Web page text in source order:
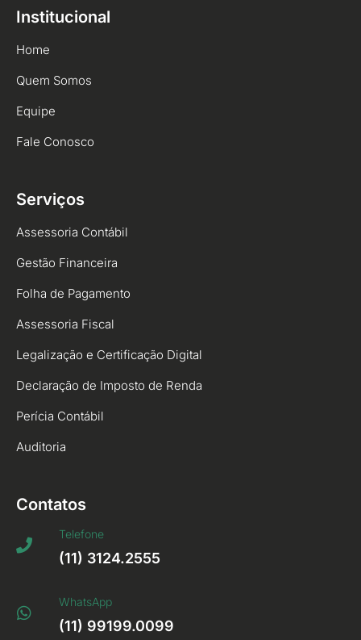
Institucional
Home
Quem Somos
Equipe
Fale Conosco
Serviços
Assessoria Contábil
Gestão Financeira
Folha de Pagamento
Assessoria Fiscal
Legalização e Certificação Digital
Declaração de Imposto de Renda
Perícia Contábil
Auditoria
Contatos
Telefone
(11) 3124.2555
WhatsApp
(11) 99199.0099